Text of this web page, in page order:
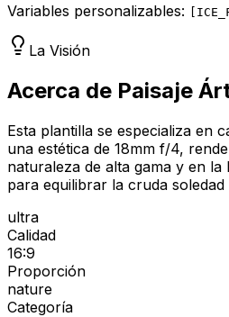
Variables personalizables:
La Visión
Acerca de Paisaje
Esta plantilla se especializa en
una estética de 18mm f/4,
naturaleza de alta gama y en
para equilibrar la cruda
ultra
Calidad
16:9
Proporción
nature
Categoría